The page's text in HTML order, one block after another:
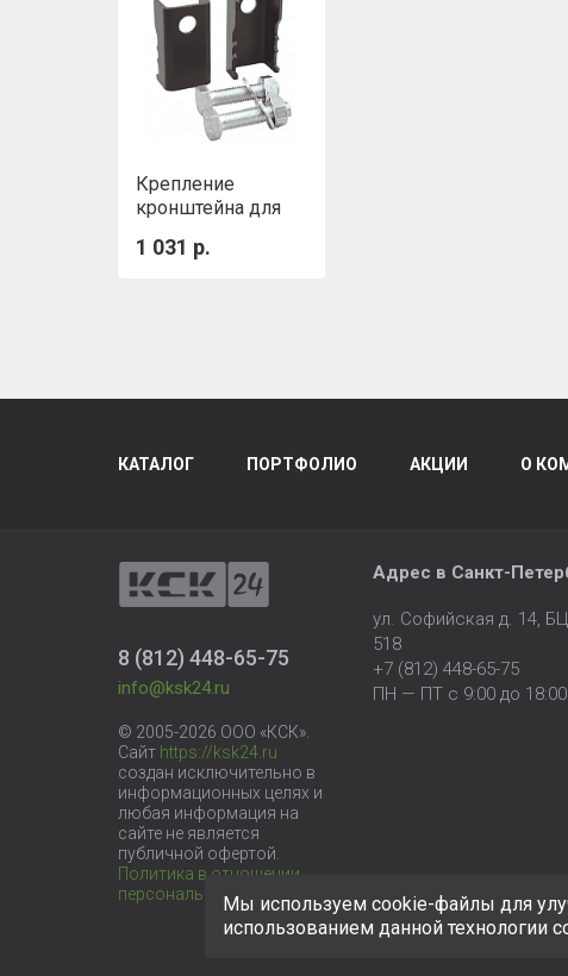
Крепление
кронштейна для
Grand Line
1 031 р.
КАТАЛОГ ПОРТФОЛИО АКЦИИ О
8 (812) 448-65-75
info@ksk24.ru
© 2005-2026 ООО «КСК».
Сайт https://ksk24.ru
создан исключительно в
информационных целях и
любая информация на
сайте не является
публичной офертой.
Политика в отношении
персональных данных
Адрес в Санкт-
ул. Софийская д. 14,
518
+7 (812) 448-65-75
ПН — ПТ с 9:00 до 18:00
Мы используем cookie-файлы для
использованием данной технологии